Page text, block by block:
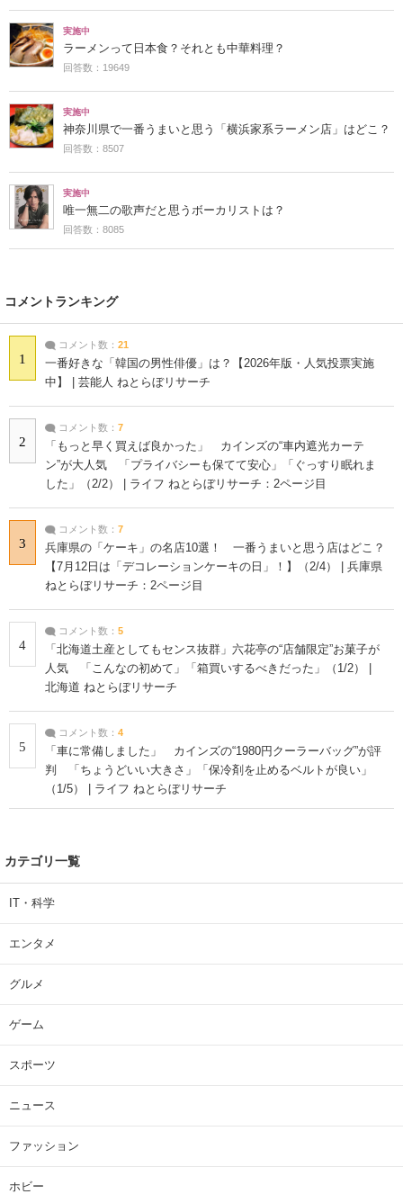
実施中
ラーメンって日本食？それとも中華料理？
回答数：19649
実施中
神奈川県で一番うまいと思う「横浜家系ラーメン店」はどこ？
回答数：8507
実施中
唯一無二の歌声だと思うボーカリストは？
回答数：8085
コメントランキング
1
コメント数： 21
一番好きな「韓国の男性俳優」は？【2026年版・人気投票実施
中】 | 芸能人 ねとらぼリサーチ
2
コメント数： 7
「もっと早く買えば良かった」 カインズの“車内遮光カーテ
ン”が大人気 「プライバシーも保てて安心」「ぐっすり眠れま
した」（2/2） | ライフ ねとらぼリサーチ：2ページ目
3
コメント数： 7
兵庫県の「ケーキ」の名店10選！ 一番うまいと思う店はどこ？
【7月12日は「デコレーションケーキの日」！】（2/4） | 兵庫県
ねとらぼリサーチ：2ページ目
4
コメント数： 5
「北海道土産としてもセンス抜群」六花亭の“店舗限定”お菓子が
人気 「こんなの初めて」「箱買いするべきだった」（1/2） |
北海道 ねとらぼリサーチ
5
コメント数： 4
「車に常備しました」 カインズの“1980円クーラーバッグ”が評
判 「ちょうどいい大きさ」「保冷剤を止めるベルトが良い」
（1/5） | ライフ ねとらぼリサーチ
カテゴリ一覧
IT・科学
エンタメ
グルメ
ゲーム
スポーツ
ニュース
ファッション
ホビー